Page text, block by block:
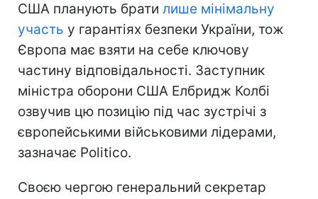
США планують брати лише мінімальну
участь у гарантіях безпеки України, тож
Європа має взяти на себе ключову
частину відповідальності. Заступник
міністра оборони США Елбридж Колбі
озвучив цю позицію під час зустрічі з
європейськими військовими лідерами,
зазначає Politico.
Своєю чергою генеральний секретар